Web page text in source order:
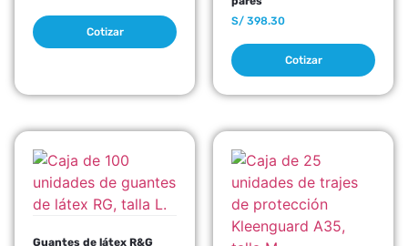
Cotizar
S/ 398.30
Cotizar
Guantes de látex R&G